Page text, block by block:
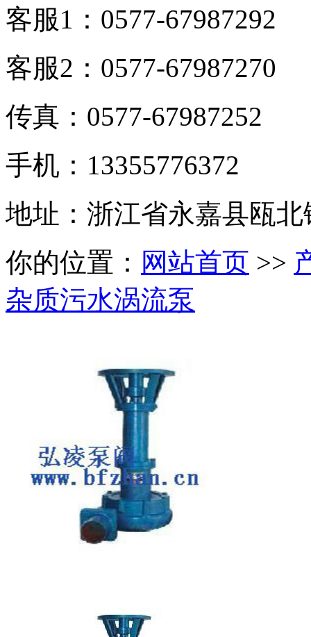
客服1：0577-67987292
客服2：0577-67987270
传真：0577-67987252
手机：13355776372
地址：浙江省永嘉县瓯
你的位置： 网站首页 >>
杂质污水涡流泵